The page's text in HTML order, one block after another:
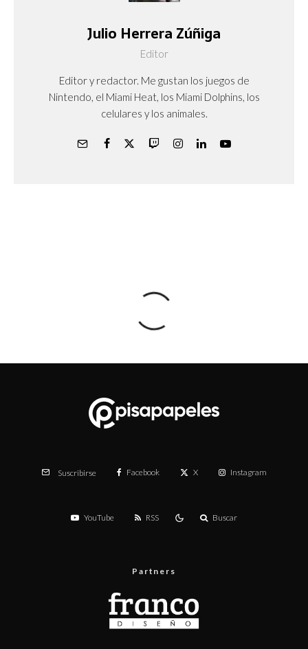
Julio Herrera Zúñiga
Editor
Editor y redactor. Me gustan los juegos de
Nintendo, el Miami Heat, los Miami Dolphins, los
celulares y los animales.
Suscribirse Facebook X Instagram
YouTube RSS Buscar
Partners